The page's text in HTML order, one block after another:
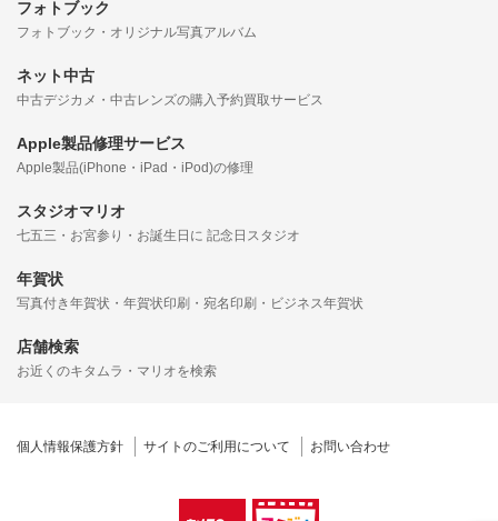
フォトブック
フォトブック・オリジナル写真アルバム
ネット中古
中古デジカメ・中古レンズの購入予約買取サービス
Apple製品修理サービス
Apple製品(iPhone・iPad・iPod)の修理
スタジオマリオ
七五三・お宮参り・お誕生日に 記念日スタジオ
年賀状
写真付き年賀状・年賀状印刷・宛名印刷・ビジネス年賀状
店舗検索
お近くのキタムラ・マリオを検索
個人情報保護方針 サイトのご利用について お問い合わせ